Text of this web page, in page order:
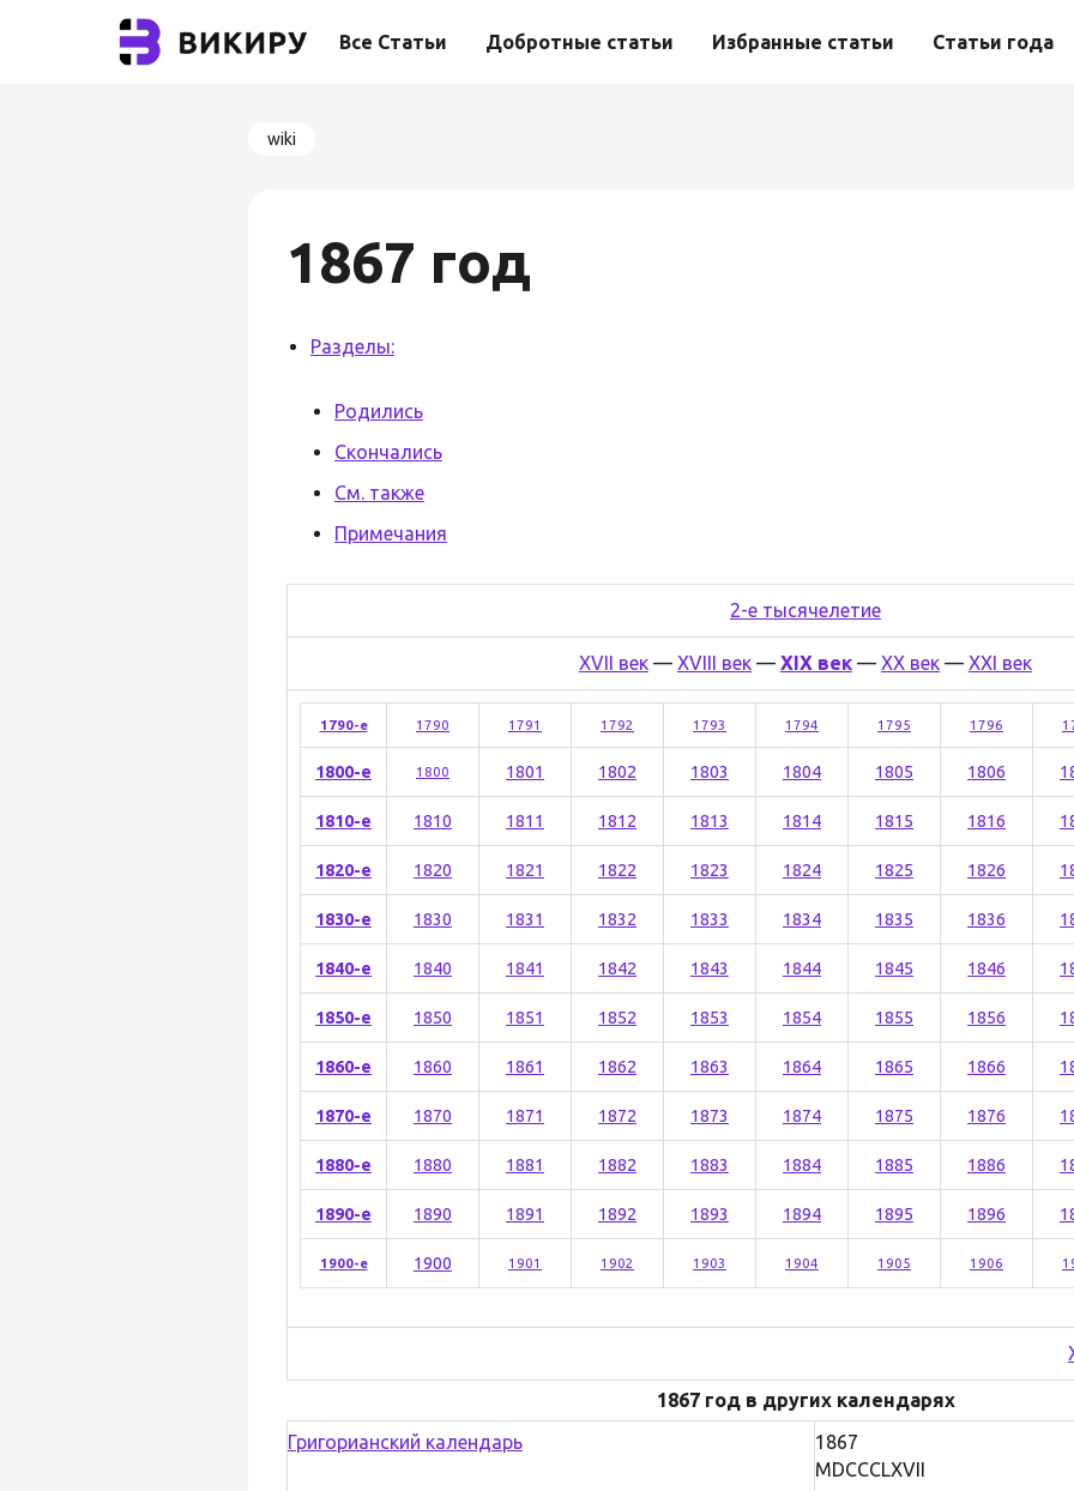
Все Статьи Добротные статьи Избранные статьи Статьи года
wiki
1867 год
Разделы:
Родились
Скончались
См. также
Примечания
2-е тысячелетие
XVII век — XVIII век — XIX век — XX век — XXI век
1790-е 1790 1791 1792 1793 1794 1795 1796
1800-е 1800 1801 1802 1803 1804 1805 1806
1810-е 1810 1811 1812 1813 1814 1815 1816
1820-е 1820 1821 1822 1823 1824 1825 1826
1830-е 1830 1831 1832 1833 1834 1835 1836
1840-е 1840 1841 1842 1843 1844 1845 1846
1850-е 1850 1851 1852 1853 1854 1855 1856
1860-е 1860 1861 1862 1863 1864 1865 1866
1870-е 1870 1871 1872 1873 1874 1875 1876
1880-е 1880 1881 1882 1883 1884 1885 1886
1890-е 1890 1891 1892 1893 1894 1895 1896
1900-е 1900 1901 1902 1903 1904 1905 1906
1867 год в других календарях
Григорианский календарь
1867
MDCCCLXVII